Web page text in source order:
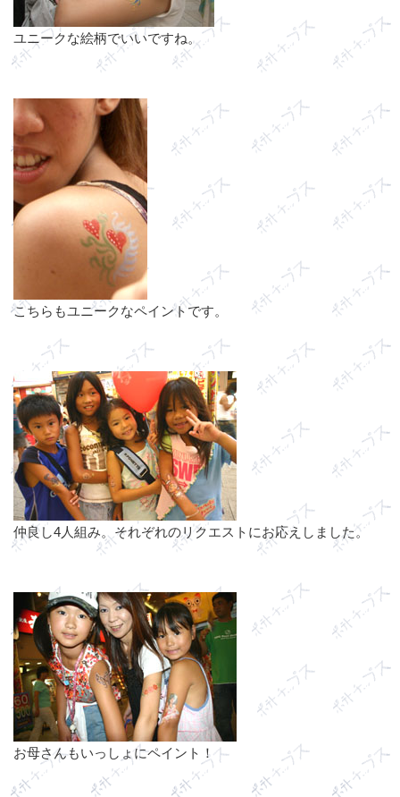
ユニークな絵柄でいいですね。
こちらもユニークなペイントです。
仲良し4人組み。それぞれのリクエストにお応えしました。
お母さんもいっしょにペイント！